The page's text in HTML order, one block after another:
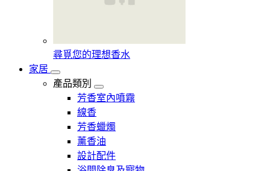
尋覓您的理想香水​
家居
產品類別
芳香室內噴霧
線香
芳香蠟燭
薰香油
設計配件